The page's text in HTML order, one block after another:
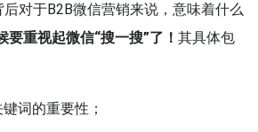
后对于B2B微信营销来说，意味着什么
要重视起微信“搜一搜”了！ 其具体包
词的重要性；